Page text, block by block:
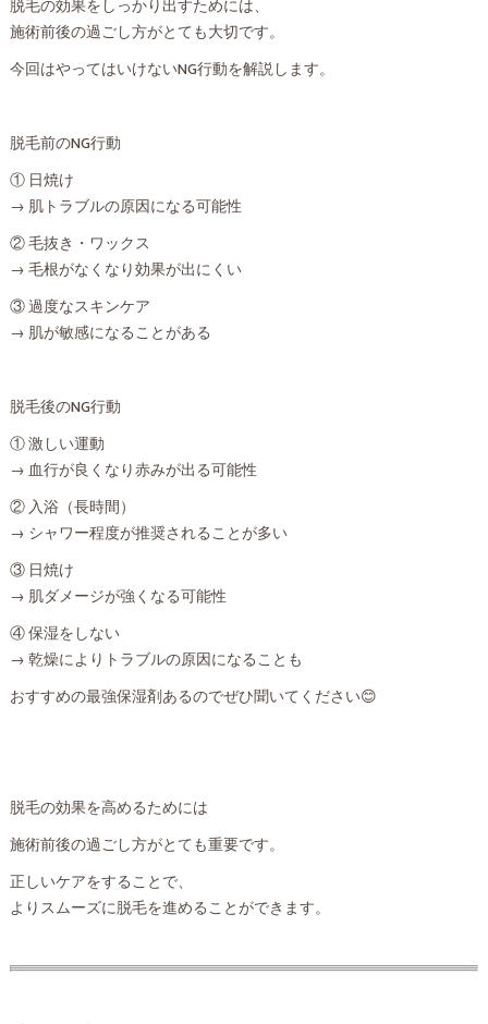
脱毛の効果をしっかり出すためには、
施術前後の過ごし方がとても大切です。
今回はやってはいけないNG行動を解説します。
脱毛前のNG行動
① 日焼け
→ 肌トラブルの原因になる可能性
② 毛抜き・ワックス
→ 毛根がなくなり効果が出にくい
③ 過度なスキンケア
→ 肌が敏感になることがある
脱毛後のNG行動
① 激しい運動
→ 血行が良くなり赤みが出る可能性
② 入浴（長時間）
→ シャワー程度が推奨されることが多い
③ 日焼け
→ 肌ダメージが強くなる可能性
④ 保湿をしない
→ 乾燥によりトラブルの原因になることも
おすすめの最強保湿剤あるのでぜひ聞いてください😊
脱毛の効果を高めるためには
施術前後の過ごし方がとても重要です。
正しいケアをすることで、
よりスムーズに脱毛を進めることができます。